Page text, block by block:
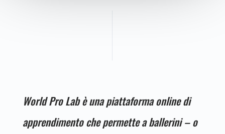
World Pro Lab è una piattaforma online di
apprendimento che permette a ballerini – o